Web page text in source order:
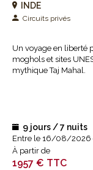
INDE
Circuits privés
Un voyage en liberté
moghols et sites
mythique Taj Mahal.
9 jours / 7 nuits
Entre le 16/08/2026
À partir de
1957 € TTC